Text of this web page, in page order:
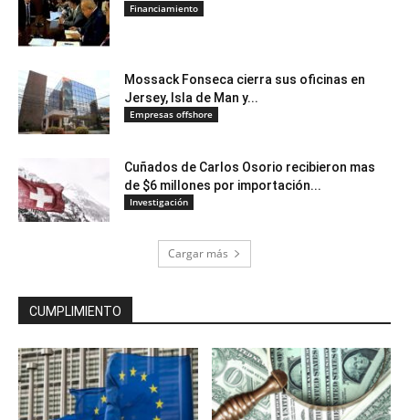
Financiamiento
Mossack Fonseca cierra sus oficinas en
Jersey, Isla de Man y...
Empresas offshore
Cuñados de Carlos Osorio recibieron mas
de $6 millones por importación...
Investigación
Cargar más
CUMPLIMIENTO